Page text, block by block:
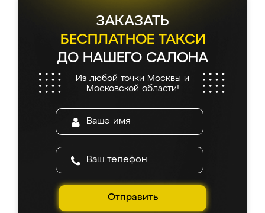
ЗАКАЗАТЬ
БЕСПЛАТНОЕ ТАКСИ
ДО НАШЕГО САЛОНА
Из любой точки Москвы и
Московской области!
Отправить